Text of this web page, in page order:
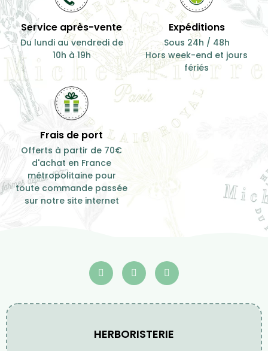
Service après-vente
Du lundi au vendredi de
10h à 19h
Expéditions
Sous 24h / 48h
Hors week-end et jours
fériés
Frais de port
Offerts à partir de 70€
d'achat en France
métropolitaine pour
toute commande passée
sur notre site internet
HERBORISTERIE